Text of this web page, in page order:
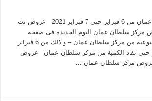
عروض مركز سلطان عمان من 6 فبراير حتي 7 فبراير 2021 عروض نت
مركز سلطان عمان اليوم الجديدة فى صفحة
واحدة – العروض الاسبوعية من مركز سلطان عمان – و ذلك من 6 فبراير
7 فبراير 2021 او حتى نفاذ الكمية من مركز سلطان عمان عروض
مركز سلطان عمان …